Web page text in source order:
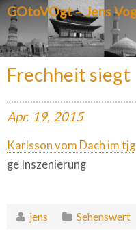
GOtoVOgt – Jens
Frechheit siegt
Apr. 19, 2015
Karlsson vom Dach im tjg
ge Inszenierung
jens Sehenswert